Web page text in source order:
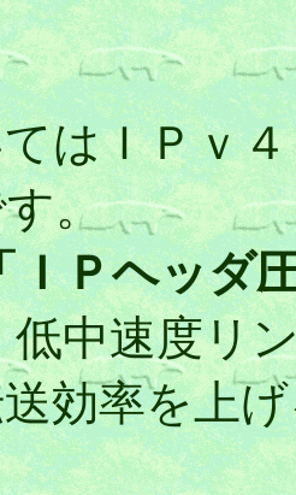
はＩＰｖ
。
ＩＰヘッダ
低中速度リ
効率を上